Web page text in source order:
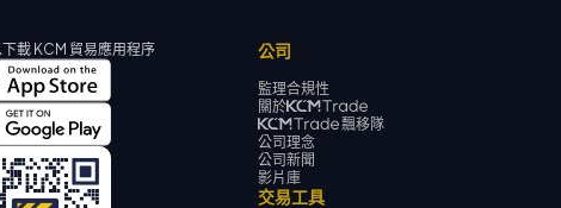
載 KCM 貿易應用程序 公司
監理合規性
關於
飄移隊
公司理念
公司新聞
影片庫
交易工具